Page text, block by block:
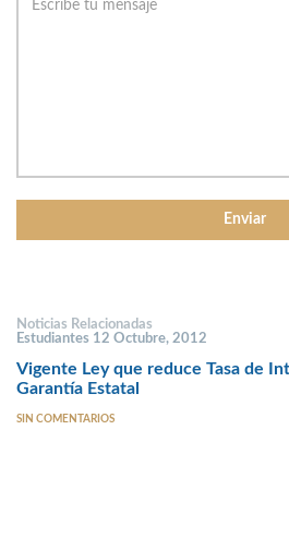
Noticias Relacionadas
Estudiantes 12 Octubre, 2012
Vigente Ley que reduce Tasa de
Garantía Estatal
SIN COMENTARIOS